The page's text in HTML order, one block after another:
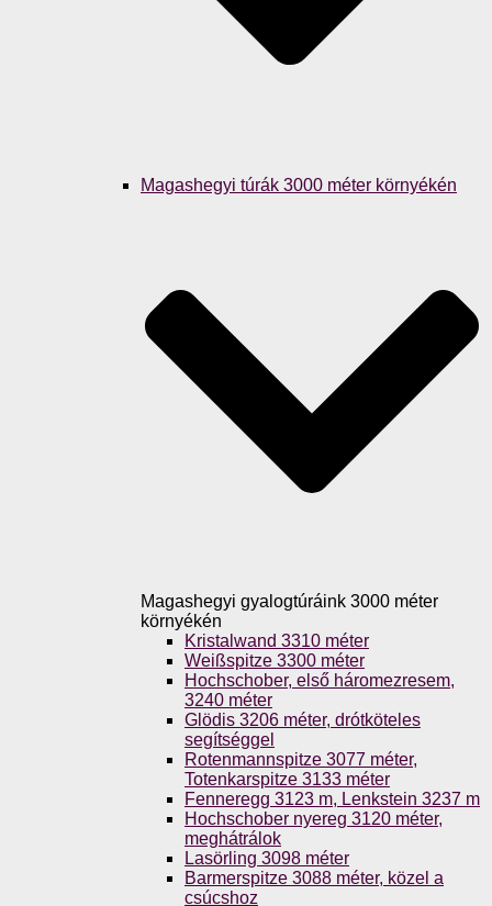
Magashegyi túrák 3000 méter környékén
Magashegyi gyalogtúráink 3000 méter
környékén
Kristalwand 3310 méter
Weißspitze 3300 méter
Hochschober, első háromezresem,
3240 méter
Glödis 3206 méter, drótköteles
segítséggel
Rotenmannspitze 3077 méter,
Totenkarspitze 3133 méter
Fenneregg 3123 m, Lenkstein 3237 m
Hochschober nyereg 3120 méter,
meghátrálok
Lasörling 3098 méter
Barmerspitze 3088 méter, közel a
csúcshoz